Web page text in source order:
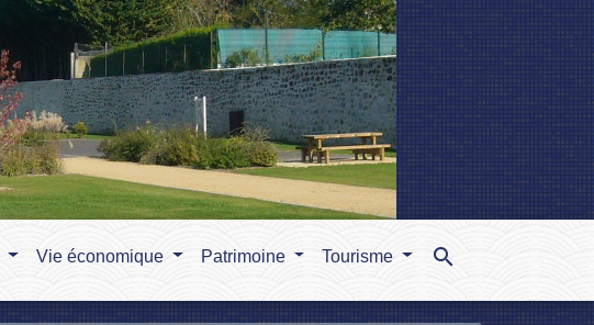
Vie économique Patrimoine Tourisme search